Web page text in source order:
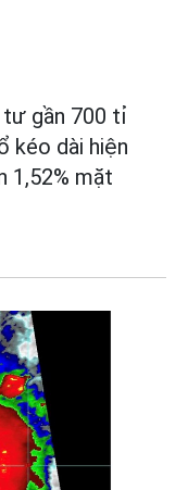
gần 700 tỉ
kéo dài hiện
1,52% mặt